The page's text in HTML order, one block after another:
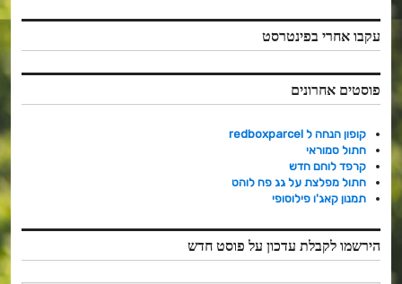
עקבו אחרי בפינטרסט
פוסטים אחרונים
קופון הנחה ל redboxparcel
חתול סמוראי
קרפד לוחם חדש
חתול מפלצת על גג פח לוהט
תמנון קאג'ו פילוסופי
הירשמו לקבלת עדכון על פוסט חדש